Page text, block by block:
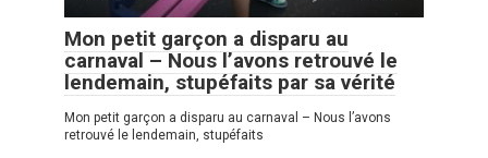
Mon petit garçon a disparu au
carnaval – Nous l’avons retrouvé le
lendemain, stupéfaits par sa vérité
Mon petit garçon a disparu au carnaval – Nous l’avons
retrouvé le lendemain, stupéfaits